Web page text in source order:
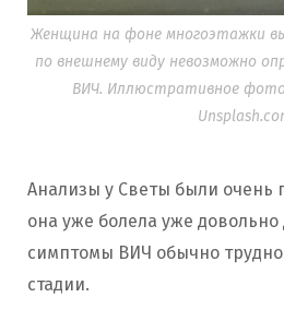
Женщина на фоне многоэтажки
по внешнему виду невозможно
ВИЧ. Иллюстративное фото
Анализы у Светы были очень
она уже болела уже
симптомы ВИЧ обычно
стадии.